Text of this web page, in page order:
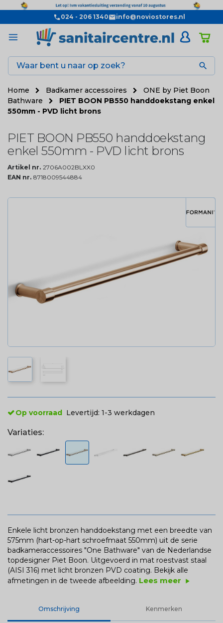
024 - 206 1340 info@noviostores.nl

Home Badkamer accessoires
ONE by Piet Boon
Bathware
PIET BOON PB550 handdoekstang enkel
550mm - PVD licht brons
PIET BOON PB550 handdoekstang
enkel 550mm - PVD licht brons
Artikel nr. 2706A002BLXX0
EAN nr. 8718009544884
Op voorraad Levertijd: 1-3 werkdagen
Variaties:
Enkele licht bronzen handdoekstang met een breedte van
575mm (hart-op-hart schroefmaat 550mm) uit de serie
badkameraccessoires "One Bathware" van de Nederlandse
topdesigner Piet Boon. Uitgevoerd in mat roestvast staal
(AISI 316) met licht bronzen PVD coating. Bekijk alle
afmetingen in de tweede afbeelding. Lees meer play_arrow
Omschrijving Kenmerken